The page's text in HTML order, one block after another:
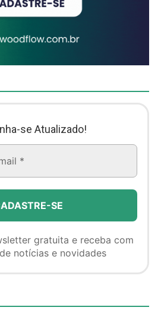
se Atualizado!
gratuita e receba com
notícias e novidades